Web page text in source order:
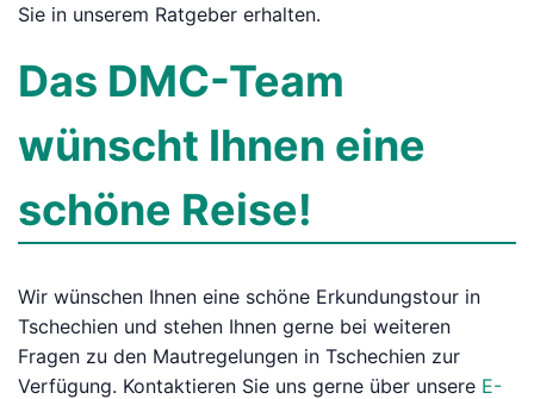
Sie in unserem Ratgeber erhalten.
Das DMC-Team
wünscht Ihnen eine
schöne Reise!
Wir wünschen Ihnen eine schöne Erkundungstour in
Tschechien und stehen Ihnen gerne bei weiteren
Fragen zu den Mautregelungen in Tschechien zur
Verfügung. Kontaktieren Sie uns gerne über unsere E-